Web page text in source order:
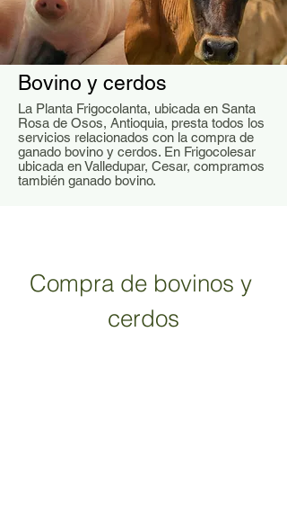
Bovino y cerdos
La Planta Frigocolanta, ubicada en Santa
Rosa de Osos, Antioquia, presta todos los
servicios relacionados con la compra de
ganado bovino y cerdos. En Frigocolesar
ubicada en Valledupar, Cesar, compramos
también ganado bovino.
Compra de bovinos y
cerdos